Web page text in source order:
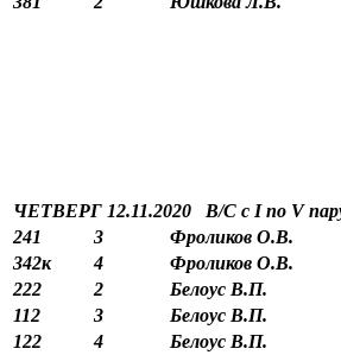
ЧЕТВЕРГ 12.11.2020 В/С с I по V
241
3 Фроликов О.В.
342к
4 Фроликов О.В.
222
2 Белоус В.П.
112
3 Белоус В.П.
122
4 Белоус В.П.